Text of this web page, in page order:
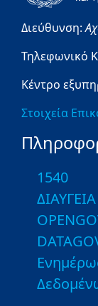
Διεύθυνση:
Τηλεφωνικό
Κέντρο
Στοιχεία
1540
ΔΙΑΥΓΕΙΑ